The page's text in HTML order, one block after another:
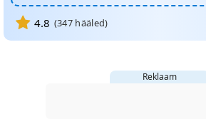
4.8 (347 hääled)
Reklaam